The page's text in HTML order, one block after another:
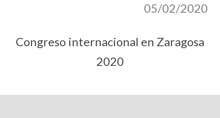
05/02/2020
Congreso internacional en Zaragosa
2020